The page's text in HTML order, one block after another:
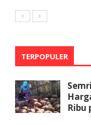
TERPOPULER
Ribu